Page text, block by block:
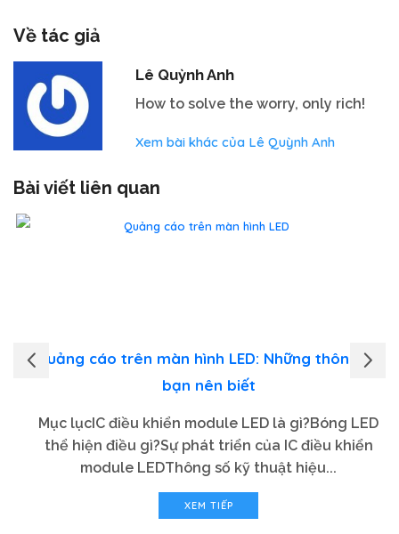
Về tác giả
Lê Quỳnh Anh
How to solve the worry, only rich!
Xem bài khác của Lê Quỳnh Anh
Bài viết liên quan
Quảng cáo trên màn hình LED: Những thông tin
bạn nên biết
Mục lụcIC điều khiển module LED là gì?Bóng LED
thể hiện điều gì?Sự phát triển của IC điều khiển
module LEDThông số kỹ thuật hiệu...
XEM TIẾP